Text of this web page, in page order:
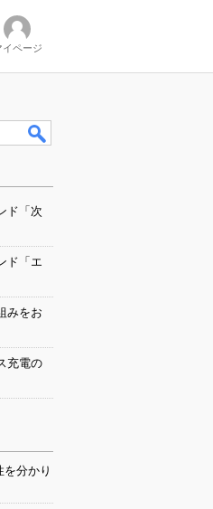
イページ
ド「次
ド「エ
みをお
充電の
分かり